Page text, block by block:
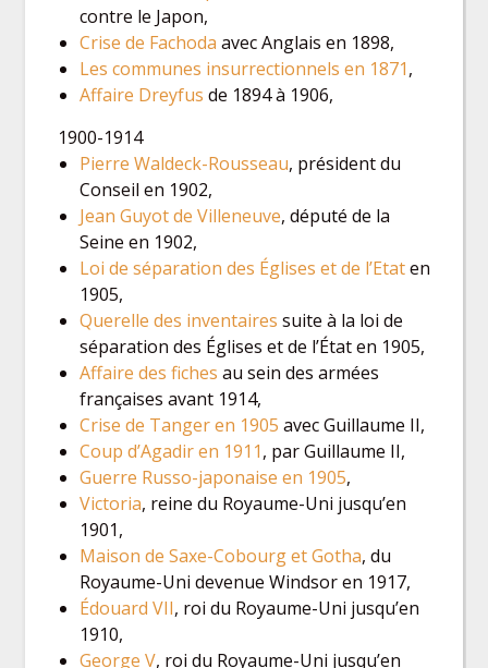
contre le Japon,
Crise de Fachoda avec Anglais en 1898,
Les communes insurrectionnels en 1871,
Affaire Dreyfus de 1894 à 1906,
1900-1914
Pierre Waldeck-Rousseau, président du
Conseil en 1902,
Jean Guyot de Villeneuve, député de la
Seine en 1902,
Loi de séparation des Églises et de l’Etaten
1905,
Querelle des inventaires suite à la loi de
séparation des Églises et de l’État en 1905,
Affaire des fiches au sein des armées
françaises avant 1914,
Crise de Tanger en 1905 avec Guillaume II,
Coup d’Agadir en 1911, par Guillaume II,
Guerre Russo-japonaise en 1905,
Victoria, reine du Royaume-Uni jusqu’en
1901,
Maison de Saxe-Cobourg et Gotha, du
Royaume-Uni devenue Windsor en 1917,
Édouard VII, roi du Royaume-Uni jusqu’en
1910,
George V, roi du Royaume-Uni jusqu’en